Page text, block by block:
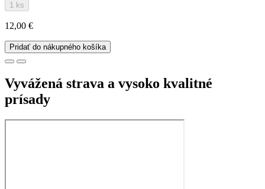
1 ks
12,00 €
Pridať do nákupného košíka
Vyvážená strava a vysoko kvalitné
prísady